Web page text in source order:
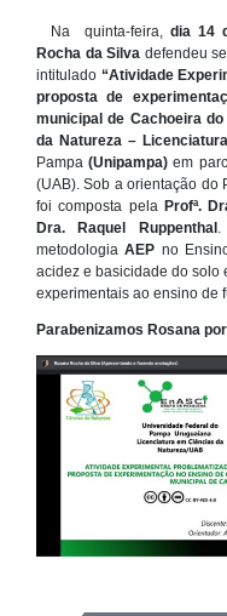
Na quinta-feira, dia 14
Rocha da Silva defendeu
intitulado “Atividade
proposta de
municipal de Cachoeira do
da Natureza – Licenciatura
Pampa(Unipampa) em
(UAB). Sob a orientação do
foi composta pela Profª.
Dra. Raquel Ruppenthal .
metodologiaAEP no
acidez e basicidade do solo
experimentais ao ensino de
Parabenizamos Rosana